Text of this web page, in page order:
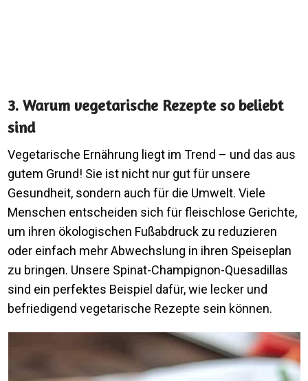
3. Warum vegetarische Rezepte so beliebt
sind
Vegetarische Ernährung liegt im Trend – und das aus
gutem Grund! Sie ist nicht nur gut für unsere
Gesundheit, sondern auch für die Umwelt. Viele
Menschen entscheiden sich für fleischlose Gerichte,
um ihren ökologischen Fußabdruck zu reduzieren
oder einfach mehr Abwechslung in ihren Speiseplan
zu bringen. Unsere Spinat-Champignon-Quesadillas
sind ein perfektes Beispiel dafür, wie lecker und
befriedigend vegetarische Rezepte sein können.